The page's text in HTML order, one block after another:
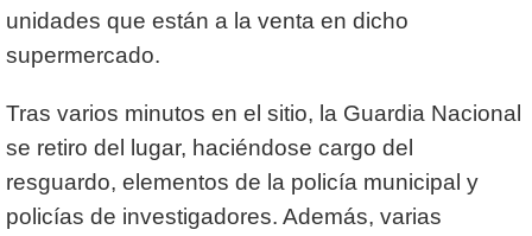
unidades que están a la venta en dicho
supermercado.
Tras varios minutos en el sitio, la Guardia Nacional
se retiro del lugar, haciéndose cargo del
resguardo, elementos de la policía municipal y
policías de investigadores. Además, varias